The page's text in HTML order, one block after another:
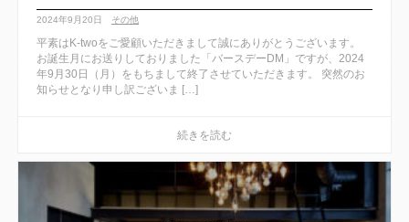
2024年9月20日 その他
平素はK-twoをご愛顧いただきまして誠にありがとうございます。
お誕生月にお送りしておりました「バースデーDM」ですが、2024
年9月30日（月）をもちまして終了させていただきます。 突然のお
知らせとなり申し訳ございま […]